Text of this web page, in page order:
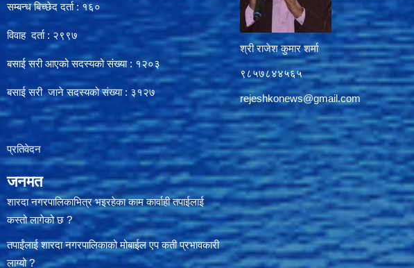
सम्बन्ध बिच्छेद दर्ता : १६०
विवाह दर्ता : २९९७
बसाई सरी आएको सदस्यको संख्या : १२०३
बसाई सरी जाने सदस्यको संख्या : ३१२७
प्रतिवेदन
जनमत
शारदा नगरपालिकाभित्र भइरहेका काम कार्वाही तपाईलाई
कस्तो लागेको छ ?
तपाईंलाई शारदा नगरपालिकाको मोबाईल एप कती प्रभावकारी
लाग्यो ?
श्री राजेश कुमार शर्मा
९८५७८४४५६५
rejeshkonews@gmail.com